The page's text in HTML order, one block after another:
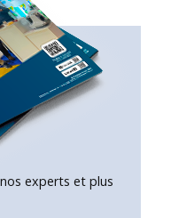
experts et plus